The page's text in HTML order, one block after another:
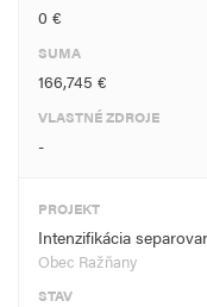
0 €
SUMA
166,745 €
VLASTNÉ ZDROJE
-
PROJEKT
Intenzifikácia
Obec Ražňany
STAV